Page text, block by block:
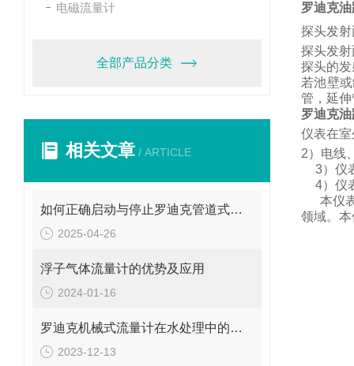
电磁流量计
全部产品分类
相关文章 / ARTICLE
如何正确启动与停止罗迪克管道式流量计？操作要点要牢记
2025-04-26
浮子气体流量计的优势及应用
2024-01-16
罗迪克机械式流量计在水处理中的应用
2023-12-13
罗迪克
探头发
探头发
探头的
若池壁
管， 延
罗迪克
仪表在
2）电线
3）仪
4）仪
本仪
领域。 本